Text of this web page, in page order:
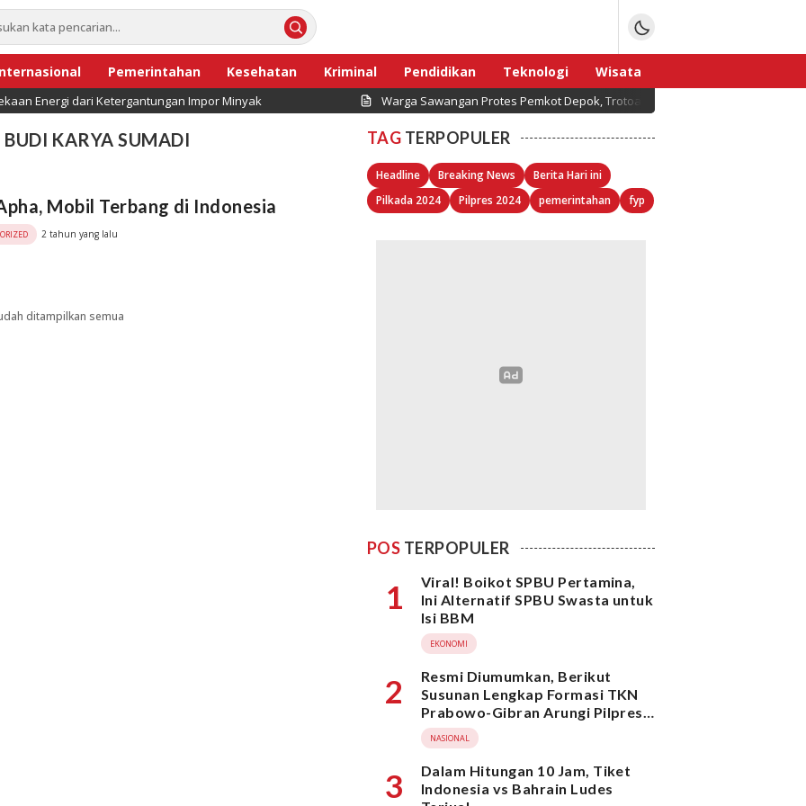
Pemerintahan Kesehatan Kriminal Pendidikan Teknologi
Wisata
Sport
Energi dari Ketergantungan Impor Minyak Warga Sawangan Protes Pemkot Depok, Trotoar Senilai Miliaran Rupiah Tapi
KARYA SUMADI
Mobil Terbang di Indonesia
2 tahun yang lalu
ditampilkan semua
TAG TERPOPULER
Headline Breaking News
Berita Hari ini
Pilkada 2024
Pilpres 2024 pemerintahan fyp
POS TERPOPULER
1
Viral! Boikot SPBU Pertamina,
Ini Alternatif SPBU Swasta untuk
Isi BBM
EKONOMI
2
Resmi Diumumkan, Berikut
Susunan Lengkap Formasi TKN
Prabowo-Gibran Arungi Pilpres
2024, Ada Ridwan Kamil hingga
Suami Yenny Wahid
NASIONAL
3
Dalam Hitungan 10 Jam, Tiket
Indonesia vs Bahrain Ludes